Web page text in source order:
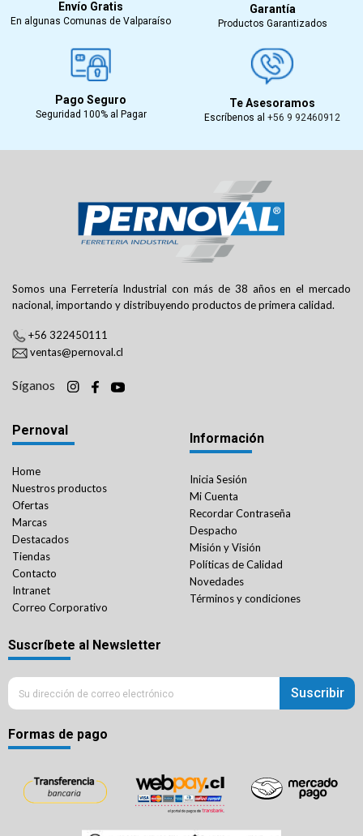
Envío Gratis
En algunas Comunas de Valparaíso
Garantía
Productos Garantizados
Pago Seguro
Seguridad 100% al Pagar
Te Asesoramos
Escríbenos al +56 9 92460912
Somos una Ferretería Industrial con más de 38 años en el mercado
nacional, importando y distribuyendo productos de primera calidad.
+56 322450111
ventas@pernoval.cl
Síganos
Pernoval
Home
Nuestros productos
Ofertas
Marcas
Destacados
Tiendas
Contacto
Intranet
Correo Corporativo
Información
Inicia Sesión
Mi Cuenta
Recordar Contraseña
Despacho
Misión y Visión
Políticas de Calidad
Novedades
Términos y condiciones
Suscríbete al Newsletter
Suscribir
Formas de pago